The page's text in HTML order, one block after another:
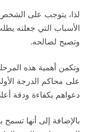
لذا، يتوجب على الشخص
الأسباب التي جعلته
وتصبح لصالحه.
وتكمن أهمية هذه
على محاكم الدرجة
دعواهم بكفاءة ودقة
بالإضافة إلى أنها